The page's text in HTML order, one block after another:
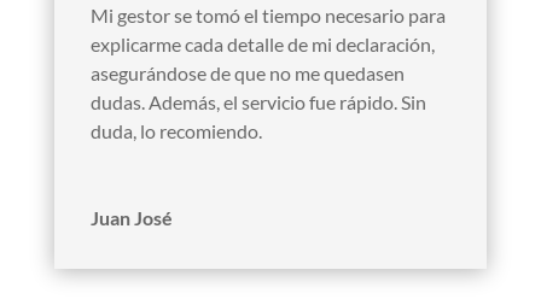
Mi gestor se tomó el tiempo necesario para
explicarme cada detalle de mi declaración,
asegurándose de que no me quedasen
dudas. Además, el servicio fue rápido. Sin
duda, lo recomiendo.
Juan José